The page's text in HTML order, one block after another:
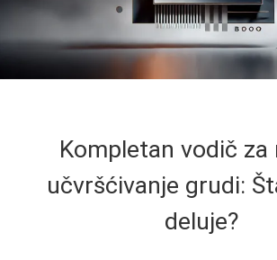
Kompletan vodič za
učvršćivanje grudi:
deluje?